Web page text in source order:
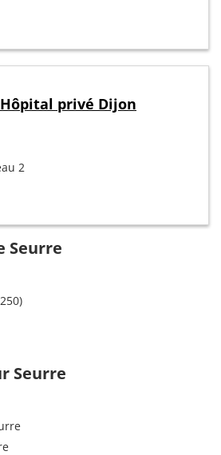
privé Dijon
2
Seurre
Seurre